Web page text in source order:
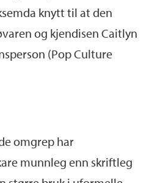
knytt til at den
og kjendisen Caitlyn
(Pop Culture
omgrep har
munnleg enn skriftleg